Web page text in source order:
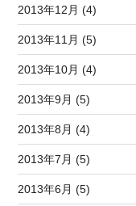
2013年12月 (4)
2013年11月 (5)
2013年10月 (4)
2013年9月 (5)
2013年8月 (4)
2013年7月 (5)
2013年6月 (5)